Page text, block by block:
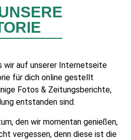
wir auf unserer Internetseite
für dich online gestellt
Fotos & Zeitungsberichte,
entstanden sind.
den wir momentan genießen,
vergessen, denn diese ist die